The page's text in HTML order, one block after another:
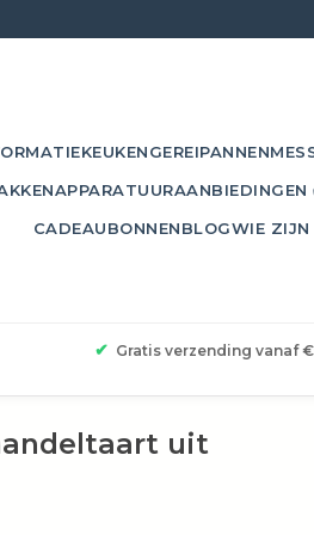
KEUKENGEREIPANNEN
APPARATUURAANBIEDINGEN
CADEAUBONNENBLOGWIE ZIJN
✔ Gratis verzending vanaf
uit